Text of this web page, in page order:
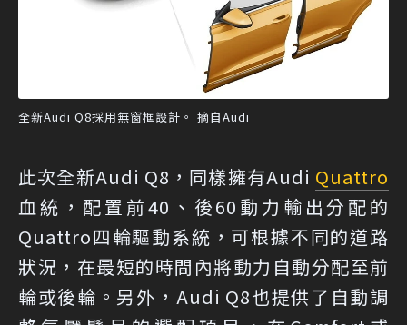
全新Audi Q8採用無窗框設計。 摘自Audi
此次全新Audi Q8，同樣擁有Audi Quattro
血統，配置前40、後60動力輸出分配的
Quattro四輪驅動系統，可根據不同的道路
狀況，在最短的時間內將動力自動分配至前
輪或後輪。另外，Audi Q8也提供了自動調